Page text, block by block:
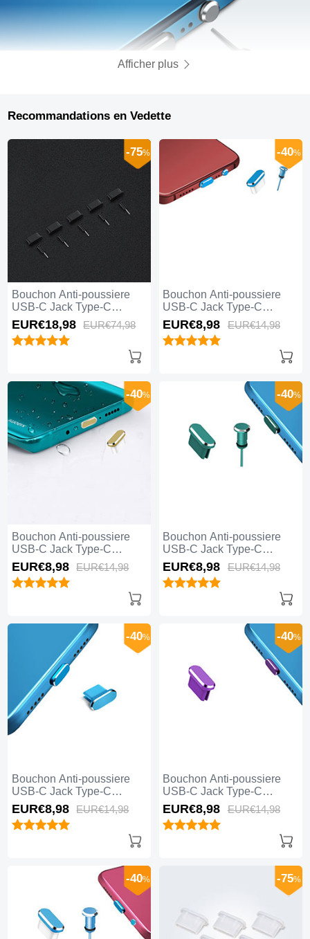
Afficher plus
Recommandations en Vedette
Bouchon Anti-poussiere
USB-C Jack Type-C
Universel 5PCS H02 pour
Apple iPhone 15 Pro Max
Noir
-75%
EUR€18,98 EUR€74,98
Bouchon Anti-poussiere
USB-C Jack Type-C
Universel H17 pour Apple
iPhone 15 Pro Max Bleu
-40%
EUR€8,98 EUR€14,98
Bouchon Anti-poussiere
USB-C Jack Type-C
Universel H16 pour Apple
iPhone 15 Pro Max Or
-40%
EUR€8,98 EUR€14,98
Bouchon Anti-poussiere
USB-C Jack Type-C
Universel H15 pour Apple
iPhone 15 Pro Max Vert
-40%
EUR€8,98 EUR€14,98
Bouchon Anti-poussiere
USB-C Jack Type-C
Universel H14 pour Apple
iPhone 15 Pro Max Bleu
-40%
EUR€8,98 EUR€14,98
Bouchon Anti-poussiere
USB-C Jack Type-C
Universel H13 pour Apple
iPhone 15 Pro Max Violet
-40%
EUR€8,98 EUR€14,98
-40% -75%